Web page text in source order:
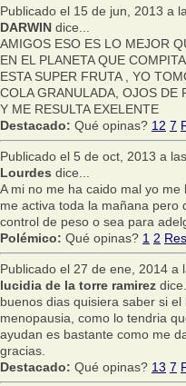
Publicado el 15 de jun, 2013 a
DARWIN dice...
AMIGOS ESO ES LO MEJOR
EN EL PLANETA QUE
ESTA SUPER FRUTA , YO
COLA GRANULADA, OJOS DE
Y ME RESULTA EXELENTE
Destacado: Qué opinas? 12 7
Publicado el 5 de oct, 2013 a
Lourdes dice...
A mi no me ha caido mal yo
me activa toda la mañana pero
control de peso o sea para
Polémico: Qué opinas? 1 2
Publicado el 27 de ene, 2014 a
lucidia de la torre ramirez dice...
buenos dias quisiera saber si
menopausia, como lo tendria
ayudan es bastante como me
gracias.
Destacado: Qué opinas? 13 7